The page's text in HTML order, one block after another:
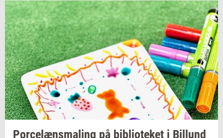
Po­r­ce­læns­ma­ling på bi­bli­o­te­ket i Bil­lund